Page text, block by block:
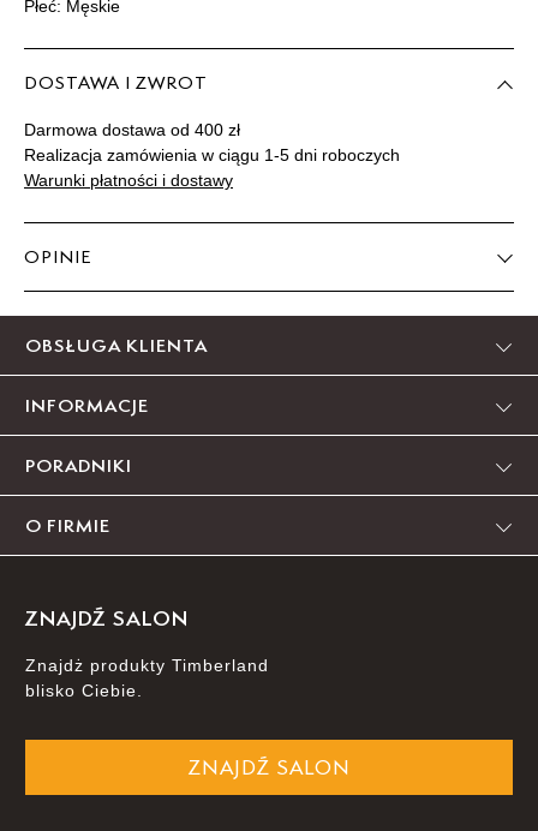
49
Podane w centymetrach wymiary dotyczą długości stopy.
Płeć: Męskie
DOSTAWA I ZWROT
Darmowa dostawa od 400 zł
Realizacja zamówienia w ciągu 1-5 dni roboczych
Warunki płatności i dostawy
OPINIE
OBSŁUGA KLIENTA
INFORMACJE
PORADNIKI
O FIRMIE
ZNAJDŹ SALON
Znajdż produkty Timberland
blisko Ciebie.
ZNAJDŹ SALON